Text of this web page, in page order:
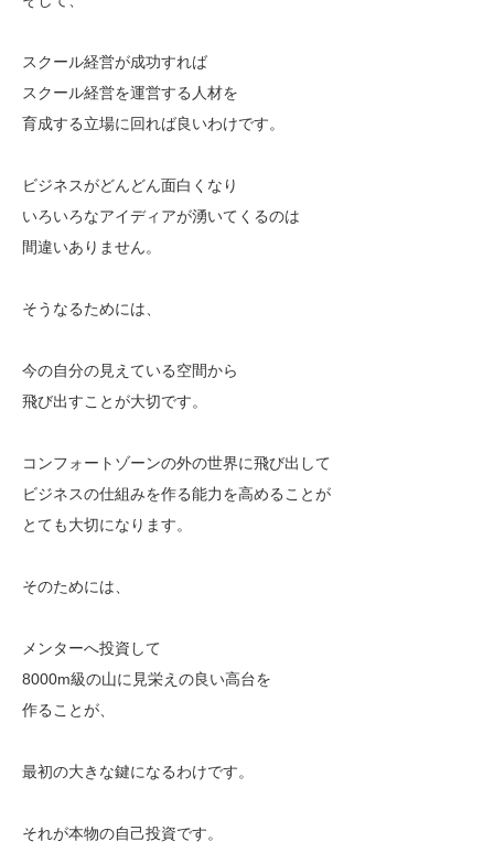
スクール経営が成功すれば
スクール経営を運営する人材を
育成する立場に回れば良いわけです。
ビジネスがどんどん面白くなり
いろいろなアイディアが湧いてくるのは
間違いありません。
そうなるためには、
今の自分の見えている空間から
飛び出すことが大切です。
コンフォートゾーンの外の世界に飛び出して
ビジネスの仕組みを作る能力を高めることが
とても大切になります。
そのためには、
メンターへ投資して
8000m級の山に見栄えの良い高台を
作ることが、
最初の大きな鍵になるわけです。
それが本物の自己投資です。